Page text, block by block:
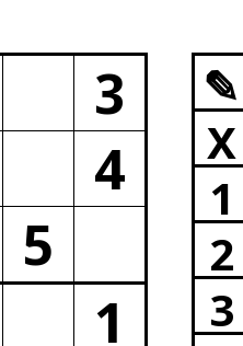
3
4
5
1
✎
X
1
2
3